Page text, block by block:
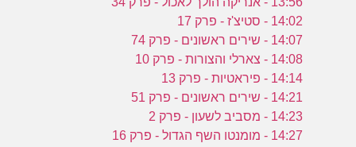
14:02 - סטיצ'ז - פרק 17
14:07 - שירים ראשונים - פרק 74
14:08 - צארלי והצורות - פרק 10
14:14 - פיראטיות - פרק 13
14:21 - שירים ראשונים - פרק 51
14:23 - מסביב לשעון - פרק 2
14:27 - מומנטו השף הגדול - פרק 16